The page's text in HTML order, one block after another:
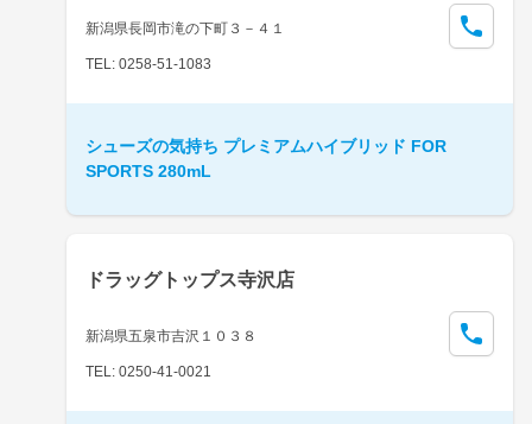
新潟県長岡市滝の下町３－４１
TEL: 0258-51-1083
シューズの気持ち プレミアムハイブリッド FOR
SPORTS 280mL
ドラッグトップス寺沢店
新潟県五泉市吉沢１０３８
TEL: 0250-41-0021